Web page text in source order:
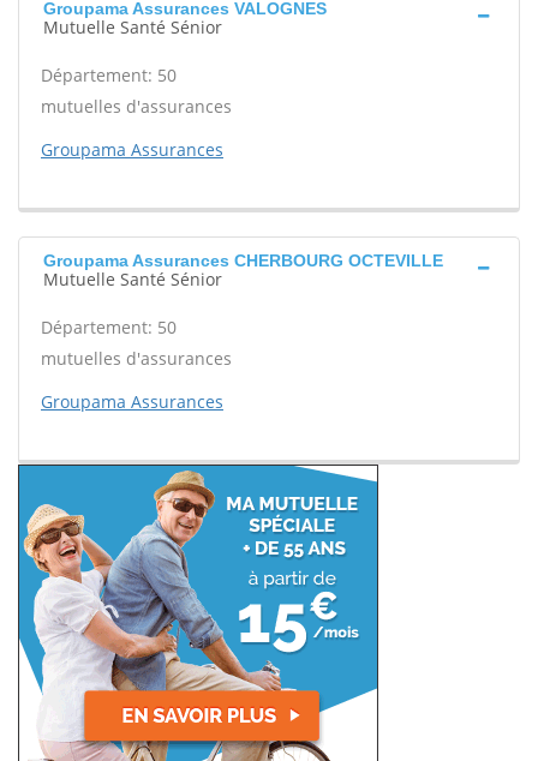
Groupama Assurances VALOGNES
Mutuelle Santé Sénior
Département: 50
mutuelles d'assurances
Groupama Assurances
Groupama Assurances CHERBOURG OCTEVILLE
Mutuelle Santé Sénior
Département: 50
mutuelles d'assurances
Groupama Assurances